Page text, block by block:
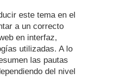
este tema en el
a un correcto
en interfaz,
utilizadas. A lo
las pautas
del nivel